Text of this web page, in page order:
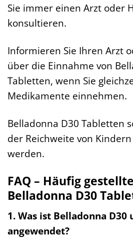
Sie immer einen Arzt oder
konsultieren.
Informieren Sie Ihren Arzt
über die Einnahme von
Tabletten, wenn Sie
Medikamente einnehmen.
Belladonna D30 Tabletten
der Reichweite von
werden.
FAQ – Häufig
Belladonna D30
1. Was ist Belladonna
angewendet?